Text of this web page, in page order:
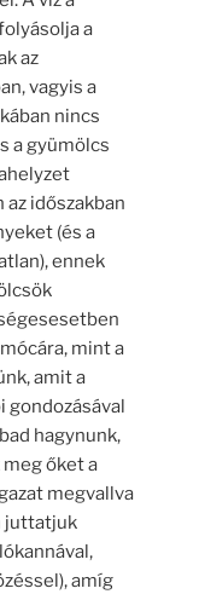
a
az
vagyis a
nincs
a gyümölcs
időszakban
(és a
ennek
mint a
amit a
gondozásával
hagynunk,
őket a
megvallva
juttatjuk
amíg